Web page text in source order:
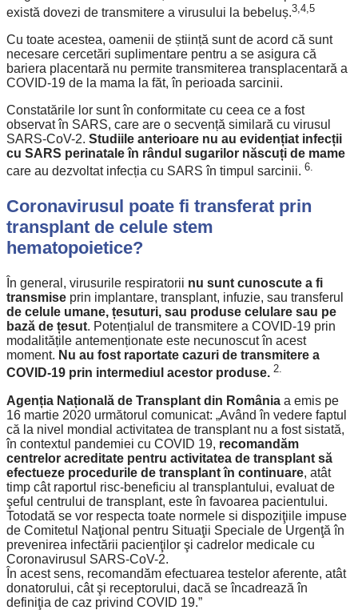
există dovezi de transmitere a virusului la bebeluș.3,4,5
Cu toate acestea, oamenii de știință sunt de acord că sunt
necesare cercetări suplimentare pentru a se asigura că
bariera placentară nu permite transmiterea transplacentară a
COVID-19 de la mama la făt, în perioada sarcinii.
Constatările lor sunt în conformitate cu ceea ce a fost
observat în SARS, care are o secvență similară cu virusul
SARS-CoV-2. Studiile anterioare nu au evidențiat infecții
cu SARS perinatale în rândul sugarilor născuți de mame
care au dezvoltat infecția cu SARS în timpul sarcinii. 6.
Coronavirusul poate fi transferat prin
transplant de celule stem
hematopoietice?
În general, virusurile respiratorii nu sunt cunoscute a fi
transmise prin implantare, transplant, infuzie, sau transferul
de celule umane, țesuturi, sau produse celulare sau pe
bază de țesut. Potențialul de transmitere a COVID-19 prin
modalitățile antemenționate este necunoscut în acest
moment. Nu au fost raportate cazuri de transmitere a
COVID-19 prin intermediul acestor produse. 2.
Agenția Națională de Transplant din România a emis pe
16 martie 2020 următorul comunicat: „Având în vedere faptul
că la nivel mondial activitatea de transplant nu a fost sistată,
în contextul pandemiei cu COVID 19, recomandăm
centrelor acreditate pentru activitatea de transplant să
efectueze procedurile de transplant în continuare, atât
timp cât raportul risc-beneficiu al transplantului, evaluat de
şeful centrului de transplant, este în favoarea pacientului.
Totodată se vor respecta toate normele si dispoziţiile impuse
de Comitetul Naţional pentru Situaţii Speciale de Urgenţă în
prevenirea infectării pacienţilor şi cadrelor medicale cu
Coronavirusul SARS-CoV-2.
În acest sens, recomandăm efectuarea testelor aferente, atât
donatorului, cât şi receptorului, dacă se încadrează în
definiţia de caz privind COVID 19.”